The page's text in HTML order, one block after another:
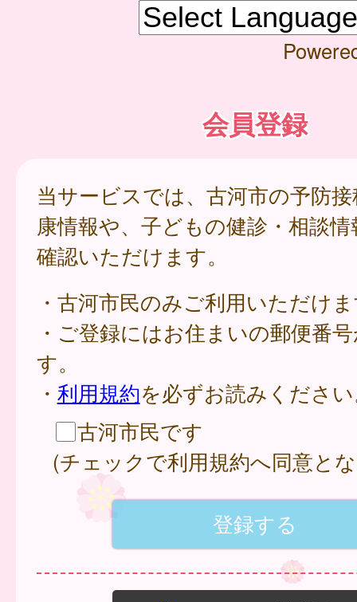
会員登録
当サービスでは、古河市の予防
康情報や、子どもの健診・相談
確認いただけます。
・古河市民のみご利用いただけ
・ご登録にはお住まいの郵便番
す。
・ 利用規約を必ずお読みくださ
古河市民です
(チェックで利用規約へ同意と